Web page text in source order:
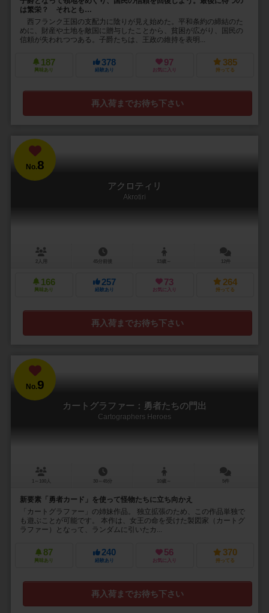
は繁栄？ それとも…
西フランク王国の支配力に陰りが見え始めた。平和条約の締結のた
めに、財産や土地を敵国に贈与したことから、貧困が広がり、国民の
信頼が失われつつある。子爵たちは、王政の維持を表明...
187
興味あり
378
経験あり
97
お気に入り
385
持ってる
再入荷までお待ち下さい
No.8
アクロティリ
Akrotiri
2人用 45分前後 13歳～ 12件
166
興味あり
257
経験あり
73
お気に入り
264
持ってる
再入荷までお待ち下さい
No.9
カートグラファー：勇者たちの門出
Cartographers Heroes
1～100人 30～45分 10歳～ 5件
新要素「勇者カード」を使って怪物たちに立ち向かえ
「カートグラファー」の姉妹作品。 独立拡張のため、この作品単独で
も遊ぶことが可能です。 本作は、女王の命を受けた製図家（カートグ
ラファー）となって、ランダムに引いたカ...
87
興味あり
240
経験あり
56
お気に入り
370
持ってる
再入荷までお待ち下さい